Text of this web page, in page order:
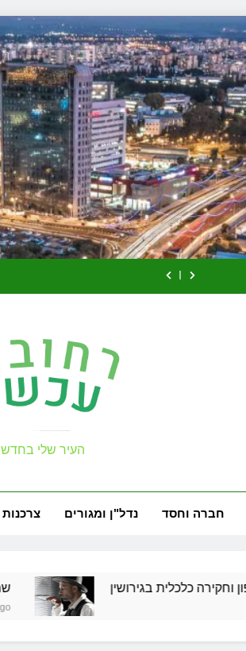
העיר שלי
חברה וחסד נדל"ן ומגורים צרכנות
שמלות כלה
3 שבועות Ago
בגירושין